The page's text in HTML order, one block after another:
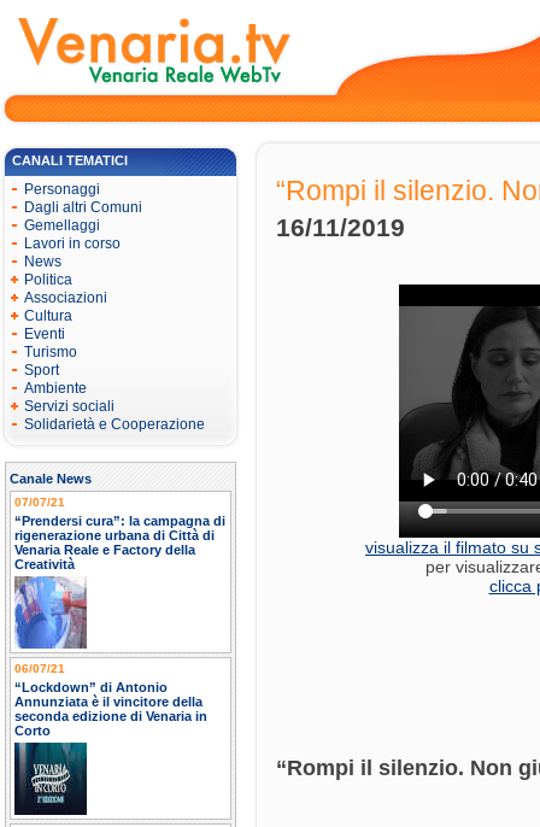
CANALI TEMATICI
Personaggi
Dagli altri Comuni
Gemellaggi
Lavori in corso
News
Politica
Associazioni
Cultura
Eventi
Turismo
Sport
Ambiente
Servizi sociali
Solidarietà e Cooperazione
Canale News
07/07/21
“Prendersi cura”: la campagna di
rigenerazione urbana di Città di
Venaria Reale e Factory della
Creatività
06/07/21
“Lockdown” di Antonio
Annunziata è il vincitore della
seconda edizione di Venaria in
Corto
“Rompi il silenzio.
16/11/2019
visualizza il filmato su
per
clicca
“Rompi il silenzio. Non